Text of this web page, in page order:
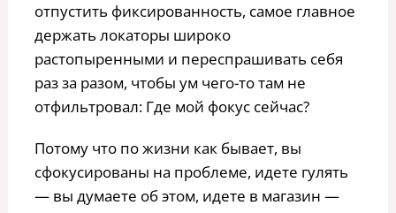
отпустить фиксированность, самое главное
держать локаторы широко
растопыренными и переспрашивать себя
раз за разом, чтобы ум чего-то там не
отфильтровал: Где мой фокус сейчас?
Потому что по жизни как бывает, вы
сфокусированы на проблеме, идете гулять
— вы думаете об этом, идете в магазин —